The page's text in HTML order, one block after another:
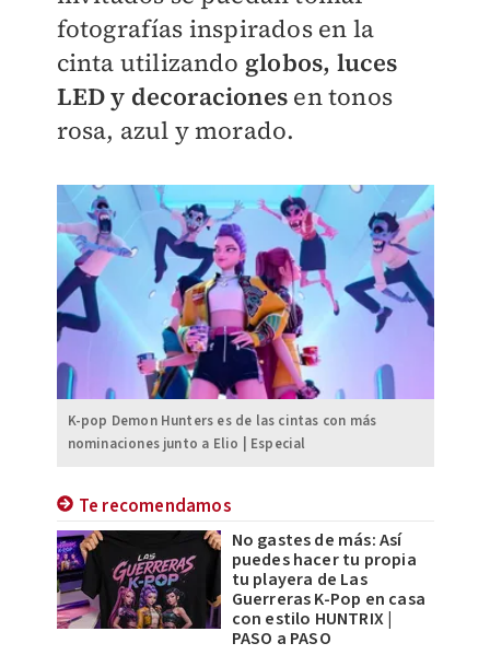
fotografías inspirados en la
cinta utilizando globos, luces
LED y decoraciones en tonos
rosa, azul y morado.
K-pop Demon Hunters es de las cintas con más
nominaciones junto a Elio | Especial
Te recomendamos
No gastes de más: Así
puedes hacer tu propia
tu playera de Las
Guerreras K-Pop en casa
con estilo HUNTRIX |
PASO a PASO